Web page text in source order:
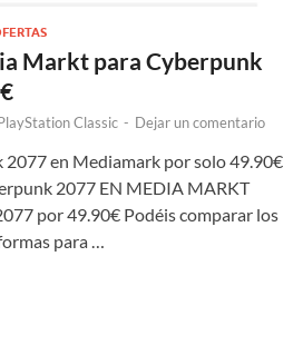
Markt para Cyberpunk
Classic - Dejar un comentario
2077 en Mediamark por solo 49.90€
2077 EN MEDIA MARKT
por 49.90€ Podéis comparar los
para …